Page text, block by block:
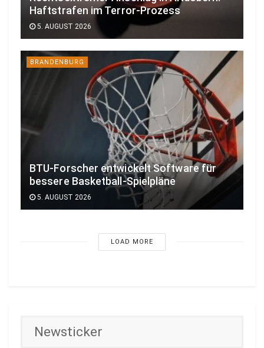
Haftstrafen im Terror-Prozess
5. AUGUST 2026
BRANDENBURG
BTU-Forscher entwickelt Software für
bessere Basketball-Spielpläne
5. AUGUST 2026
LOAD MORE
Newsticker